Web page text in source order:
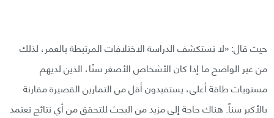
حيث قال: «لا تستكشف الدراسة الاختلافات المرتبطة بالعمر، لذلك
من غير الواضح ما إذا كان الأشخاص الأصغر سنًا، الذين لديهم
مستويات طاقة أعلى، يستفيدون أقل من التمارين القصيرة مقارنة
بالأكبر سناً. هناك حاجة إلى مزيد من البحث للتحقق من أي نتائج تعتمد